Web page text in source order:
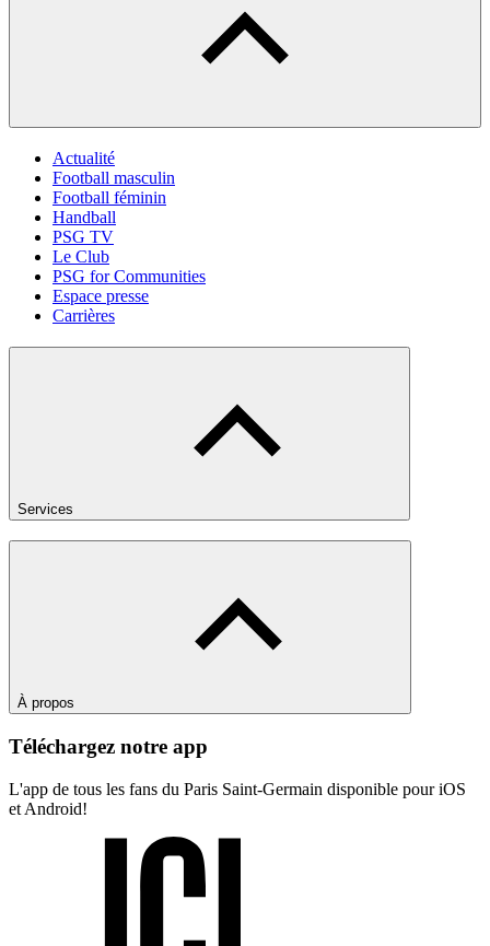
Actualité
Football masculin
Football féminin
Handball
PSG TV
Le Club
PSG for Communities
Espace presse
Carrières
Services
À propos
Téléchargez notre app
L'app de tous les fans du Paris Saint-Germain disponible pour iOS
et Android!